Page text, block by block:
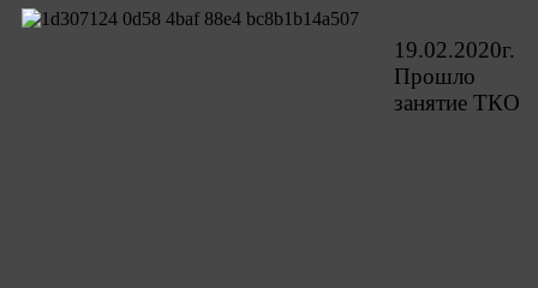
19.02.2020г.
Прошло
занятие ТКО